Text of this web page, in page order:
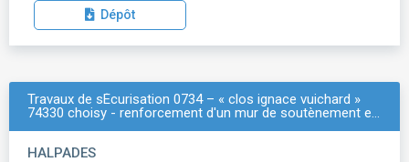
Dépôt
Travaux de sÉcurisation 0734 – « clos ignace vuichard »
74330 choisy - renforcement d'un mur de soutènement e…
HALPADES